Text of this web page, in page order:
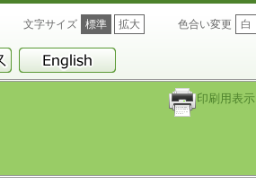
文字サイズ 標準 拡大 色合い変更 白
印刷用表示